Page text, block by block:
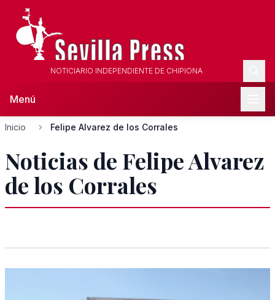
NOTICIARIO INDEPENDIENTE DE CHIPIONA
Menú
Inicio Felipe Alvarez de los Corrales
Noticias de Felipe Alvarez
de los Corrales